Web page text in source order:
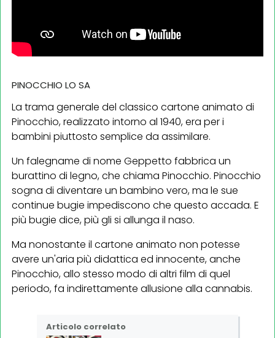
PINOCCHIO LO SA
La trama generale del classico cartone animato di
Pinocchio, realizzato intorno al 1940, era per i
bambini piuttosto semplice da assimilare.
Un falegname di nome Geppetto fabbrica un
burattino di legno, che chiama Pinocchio. Pinocchio
sogna di diventare un bambino vero, ma le sue
continue bugie impediscono che questo accada. E
più bugie dice, più gli si allunga il naso.
Ma nonostante il cartone animato non potesse
avere un'aria più didattica ed innocente, anche
Pinocchio, allo stesso modo di altri film di quel
periodo, fa indirettamente allusione alla cannabis.
Articolo correlato